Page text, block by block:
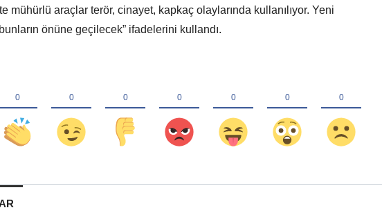
mühürlü araçlar terör, cinayet, kapkaç olaylarında kullanılıyor. Yeni
önüne geçilecek” ifadelerini kullandı.